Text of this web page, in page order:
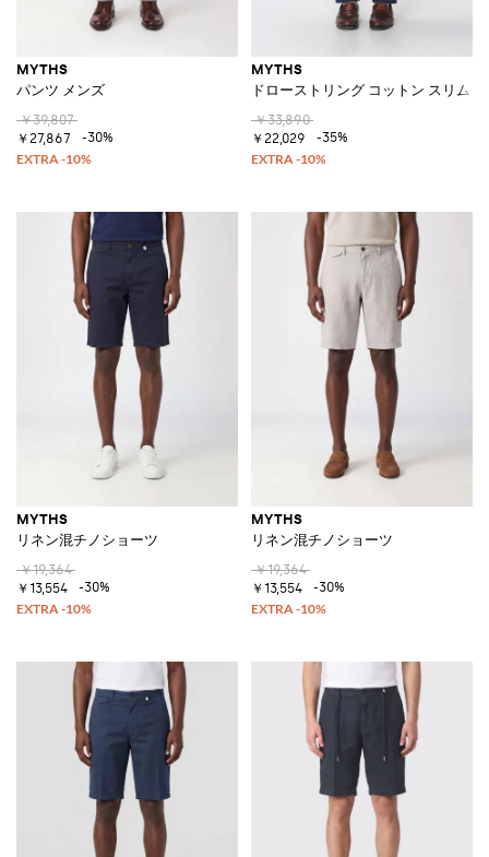
MYTHS
パンツ メンズ
￥39,807
￥27,867
-30%
MYTHS
ドローストリング コットン スリム
￥33,890
￥22,029
-35%
MYTHS
リネン混チノショーツ
￥19,364
￥13,554
-30%
MYTHS
リネン混チノショーツ
￥19,364
￥13,554
-30%